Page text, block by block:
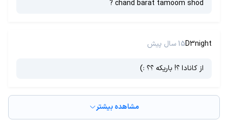
chand barat tamoom shod ?
D3night15 سال پیش
از کانادا ؟! باریکه ؟؟ :)
مشاهده بیشتر